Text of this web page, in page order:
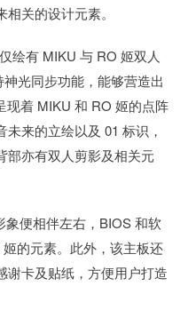
关的设计元素。
绘有 MIKU 与 RO 姬双人
光同步功能，能够营造出
现着 MIKU 和 RO 姬的点阵
来的立绘以及 01 标识，
部亦有双人剪影及相关元
象便相伴左右，BIOS 和软
的元素。此外，该主板还
谢卡及贴纸，方便用户打造